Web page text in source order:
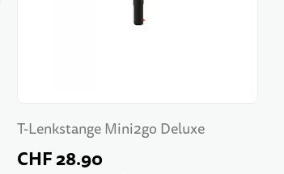
T-Lenkstange Mini2go Deluxe
CHF 28.90